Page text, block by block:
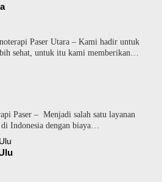
Paser Utara – Kami hadir untuk
sehat, untuk itu kami memberikan…
Paser – Menjadi salah satu layanan
Indonesia dengan biaya…